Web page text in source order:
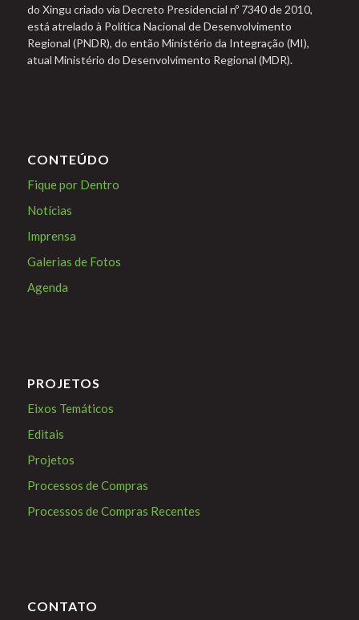
do Xingu criado via Decreto Presidencial nº 7340 de 2010,
está atrelado à Política Nacional de Desenvolvimento
Regional (PNDR), do então Ministério da Integração (MI),
atual Ministério do Desenvolvimento Regional (MDR).
CONTEÚDO
Fique por Dentro
Notícias
Imprensa
Galerias de Fotos
Agenda
PROJETOS
Eixos Temáticos
Editais
Projetos
Processos de Compras
Processos de Compras Recentes
CONTATO